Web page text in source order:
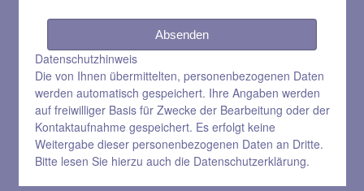
Absenden
Datenschutzhinweis
Die von Ihnen übermittelten, personenbezogenen Daten
werden automatisch gespeichert. Ihre Angaben werden
auf freiwilliger Basis für Zwecke der Bearbeitung oder der
Kontaktaufnahme gespeichert. Es erfolgt keine
Weitergabe dieser personenbezogenen Daten an Dritte.
Bitte lesen Sie hierzu auch die Datenschutzerklärung.